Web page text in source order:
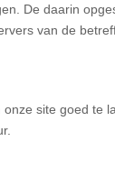
De daarin
van de
site goed te